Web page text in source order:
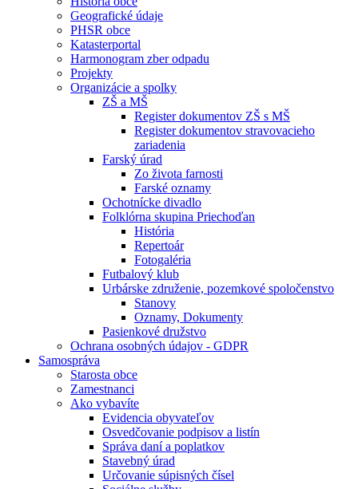
Geografické údaje
PHSR obce
Katasterportal
Harmonogram zber odpadu
Projekty
Organizácie a spolky
ZŠ a MŠ
Register dokumentov ZŠ s MŠ
Register dokumentov stravovacieho
zariadenia
Farský úrad
Zo života farnosti
Farské oznamy
Ochotnícke divadlo
Folklórna skupina Priechoďan
História
Repertoár
Fotogaléria
Futbalový klub
Urbárske združenie, pozemkové spoločenstvo
Stanovy
Oznamy, Dokumenty
Pasienkové družstvo
Ochrana osobných údajov - GDPR
Samospráva
Starosta obce
Zamestnanci
Ako vybavíte
Evidencia obyvateľov
Osvedčovanie podpisov a listín
Správa daní a poplatkov
Stavebný úrad
Určovanie súpisných čísel